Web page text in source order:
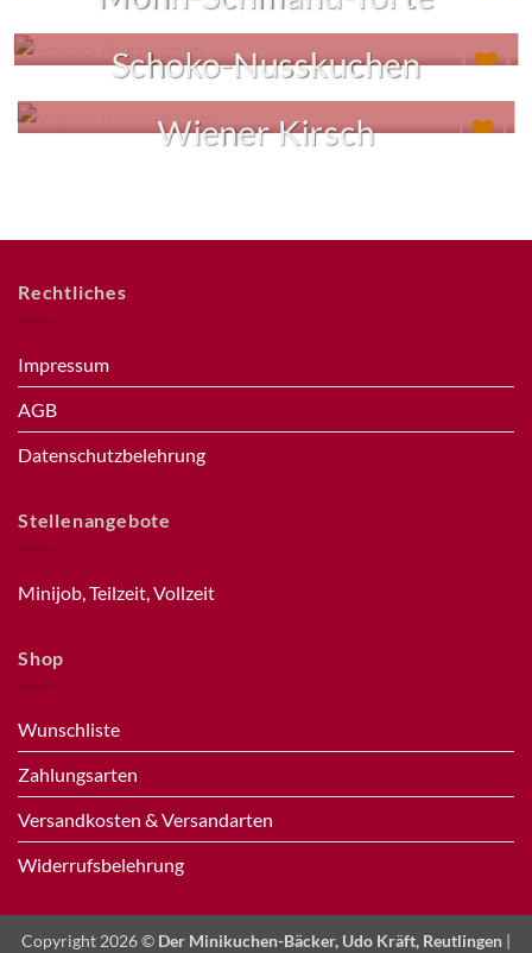
hinzufügen
Zur
Wunschliste
hinzufügen
Zur
Wunschliste
Schoko-Nusskuchen
Wiener Kirsch
Rechtliches
Impressum
AGB
Datenschutzbelehrung
Stellenangebote
Minijob, Teilzeit, Vollzeit
Shop
Wunschliste
Zahlungsarten
Versandkosten & Versandarten
Widerrufsbelehrung
Copyright 2026 © Der Minikuchen-Bäcker, Udo Kräft, Reutlingen |